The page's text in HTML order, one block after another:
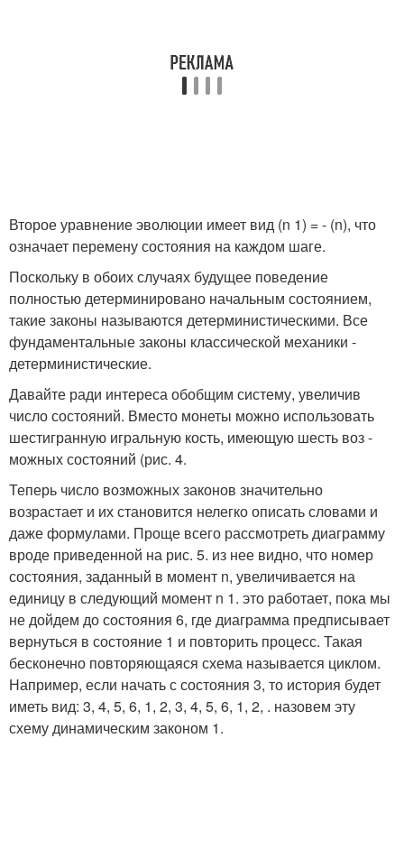
Второе уравнение эволюции имеет вид (n 1) = - (n), что
означает перемену состояния на каждом шаге.
Поскольку в обоих случаях будущее поведение
полностью детерминировано начальным состоянием,
такие законы называются детерминистическими. Все
фундаментальные законы классической механики -
детерминистические.
Давайте ради интереса обобщим систему, увеличив
число состояний. Вместо монеты можно использовать
шестигранную игральную кость, имеющую шесть воз -
можных состояний (рис. 4.
Теперь число возможных законов значительно
возрастает и их становится нелегко описать словами и
даже формулами. Проще всего рассмотреть диаграмму
вроде приведенной на рис. 5. из нее видно, что номер
состояния, заданный в момент n, увеличивается на
единицу в следующий момент n 1. это работает, пока мы
не дойдем до состояния 6, где диаграмма предписывает
вернуться в состояние 1 и повторить процесс. Такая
бесконечно повторяющаяся схема называется циклом.
Например, если начать с состояния 3, то история будет
иметь вид: 3, 4, 5, 6, 1, 2, 3, 4, 5, 6, 1, 2, . назовем эту
схему динамическим законом 1.